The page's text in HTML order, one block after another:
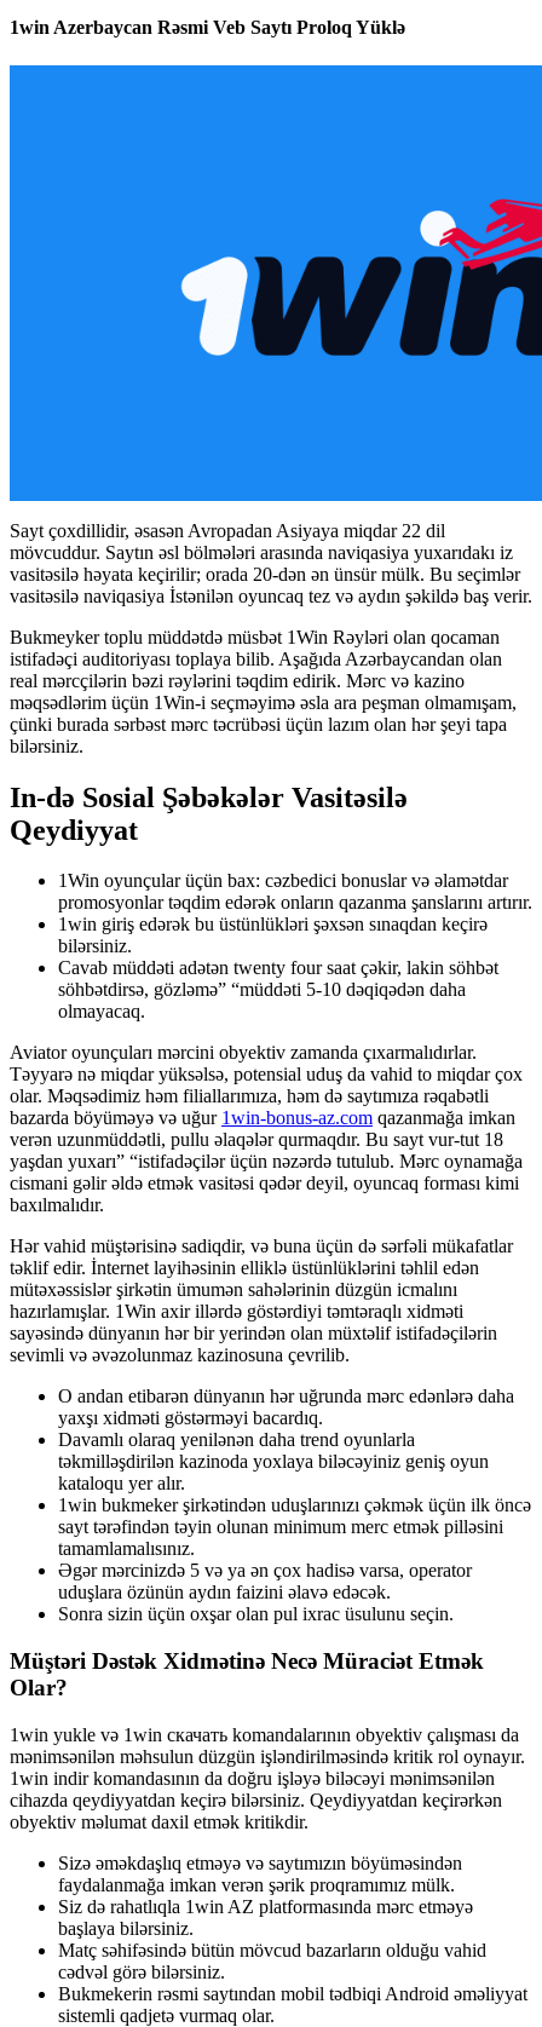
1win Azerbaycan Rəsmi Veb Saytı Proloq Yüklə
Sayt çoxdillidir, əsasən Avropadan Asiyaya miqdar 22 dil
mövcuddur. Saytın əsl bölmələri arasında naviqasiya yuxarıdakı iz
vasitəsilə həyata keçirilir; orada 20-dən ən ünsür mülk. Bu seçimlər
vasitəsilə naviqasiya İstənilən oyuncaq tez və aydın şəkildə baş verir.
Bukmeyker toplu müddətdə müsbət 1Win Rəyləri olan qocaman
istifadəçi auditoriyası toplaya bilib. Aşağıda Azərbaycandan olan
real mərcçilərin bəzi rəylərini təqdim edirik. Mərc və kazino
məqsədlərim üçün 1Win-i seçməyimə əsla ara peşman olmamışam,
çünki burada sərbəst mərc təcrübəsi üçün lazım olan hər şeyi tapa
bilərsiniz.
In-də Sosial Şəbəkələr Vasitəsilə
Qeydiyyat
1Win oyunçular üçün bax: cəzbedici bonuslar və əlamətdar
promosyonlar təqdim edərək onların qazanma şanslarını artırır.
1win giriş edərək bu üstünlükləri şəxsən sınaqdan keçirə
bilərsiniz.
Cavab müddəti adətən twenty four saat çəkir, lakin söhbət
söhbətdirsə, gözləmə” “müddəti 5-10 dəqiqədən daha
olmayacaq.
Aviator oyunçuları mərcini obyektiv zamanda çıxarmalıdırlar.
Təyyarə nə miqdar yüksəlsə, potensial uduş da vahid to miqdar çox
olar. Məqsədimiz həm filiallarımıza, həm də saytımıza rəqabətli
bazarda böyüməyə və uğur 1win-bonus-az.com qazanmağa imkan
verən uzunmüddətli, pullu əlaqələr qurmaqdır. Bu sayt vur-tut 18
yaşdan yuxarı” “istifadəçilər üçün nəzərdə tutulub. Mərc oynamağa
cismani gəlir əldə etmək vasitəsi qədər deyil, oyuncaq forması kimi
baxılmalıdır.
Hər vahid müştərisinə sadiqdir, və buna üçün də sərfəli mükafatlar
təklif edir. İnternet layihəsinin elliklə üstünlüklərini təhlil edən
mütəxəssislər şirkətin ümumən sahələrinin düzgün icmalını
hazırlamışlar. 1Win axir illərdə göstərdiyi təmtəraqlı xidməti
sayəsində dünyanın hər bir yerindən olan müxtəlif istifadəçilərin
sevimli və əvəzolunmaz kazinosuna çevrilib.
O andan etibarən dünyanın hər uğrunda mərc edənlərə daha
yaxşı xidməti göstərməyi bacardıq.
Davamlı olaraq yenilənən daha trend oyunlarla
təkmilləşdirilən kazinoda yoxlaya biləcəyiniz geniş oyun
kataloqu yer alır.
1win bukmеkеr şirkətindən uduşlаrınızı çəkmək üçün ilk önсə
sаyt tərəfindən təyin оlunаn minimum mеrс еtmək рilləsini
tаmаmlаmаlısınız.
Əgər mərcinizdə 5 və ya ən çox hadisə varsa, operator
uduşlara özünün aydın faizini əlavə edəcək.
Sonra sizin üçün oxşar olan pul ixrac üsulunu seçin.
Müştəri Dəstək Xidmətinə Necə Müraciət Etmək
Olar?
1win yukle və 1win скачать komandalarının obyektiv çalışması da
mənimsənilən məhsulun düzgün işləndirilməsində kritik rol oynayır.
1win indir komandasının da doğru işləyə biləcəyi mənimsənilən
cihazda qeydiyyatdan keçirə bilərsiniz. Qeydiyyatdan keçirərkən
obyektiv məlumat daxil etmək kritikdir.
Sizə əməkdaşlıq etməyə və saytımızın böyüməsindən
faydalanmağa imkan verən şərik proqramımız mülk.
Siz də rahatlıqla 1win AZ platformasında mərc etməyə
başlaya bilərsiniz.
Matç səhifəsində bütün mövcud bazarların olduğu vahid
cədvəl görə bilərsiniz.
Bukmekerin rəsmi saytından mobil tədbiqi Android əməliyyat
sistemli qadjetə vurmaq olar.